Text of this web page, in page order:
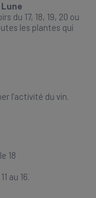
du 17, 18, 19, 20 ou
les plantes qui
l’activité du vin.
18
au 16.